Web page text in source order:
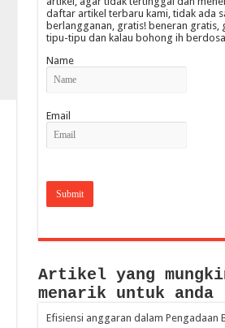
daftar artikel terbaru kami, tidak ada
berlangganan, gratis! beneran gratis,
tipu-tipu dan kalau bohong ih
Name
Email
Artikel yang
menarik untuk anda
Efisiensi anggaran dalam Pengadaan